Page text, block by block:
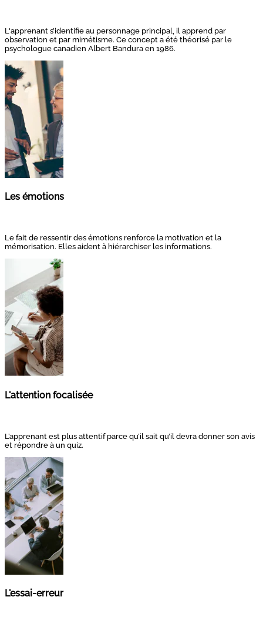
L'apprenant s’identifie au personnage principal, il apprend par
observation et par mimétisme. Ce concept a été théorisé par le
psychologue canadien Albert Bandura en 1986.
Les émotions
Le fait de ressentir des émotions renforce la motivation et la
mémorisation. Elles aident à hiérarchiser les informations.
L'attention focalisée
L’apprenant est plus attentif parce qu’il sait qu’il devra donner son avis
et répondre à un quiz.
L'essai-erreur